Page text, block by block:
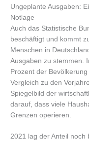
Ungeplante Ausgaben:
Notlage
Auch das Statistische
beschäftigt und kommt
Menschen in
Ausgaben zu stemmen.
Prozent der
Vergleich zu den
Spiegelbild der
darauf, dass viele
Grenzen operieren.
2021 lag der Anteil noch